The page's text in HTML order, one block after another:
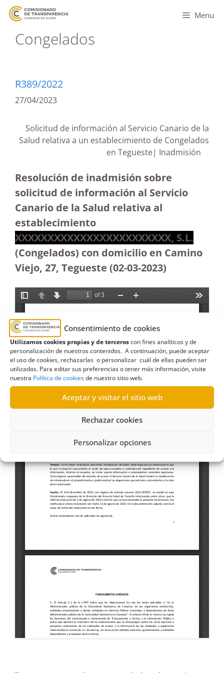
Consentimiento de cookies
Utilizamos cookies propias y de terceroscon fines analíticos y de
personalización de nuestros contenidos. A continuación, puede aceptar
el uso de cookies, rechazarlas o personalizar cuál de ellas pueden ser
utilizadas. Para editar sus preferencias o tener más información, visite
nuestra Política de cookiesde nuestro sitio web.
Aceptar y visitar el sitio web
Rechazar cookies
Personalizar opciones
Menu
Congelados
R389/2022
27/04/2023
Solicitud de información al Servicio Canario de la
Salud relativa a un establecimiento de Congelados
en Tegueste| Inadmisión
Resolución de inadmisión sobre
solicitud de información al Servicio
Canario de la Salud relativa al
establecimiento
XXXXXXXXXXXXXXXXXXXXXXXX, S.L.
(Congelados) con domicilio en Camino
Viejo, 27, Tegueste (02-03-2023)